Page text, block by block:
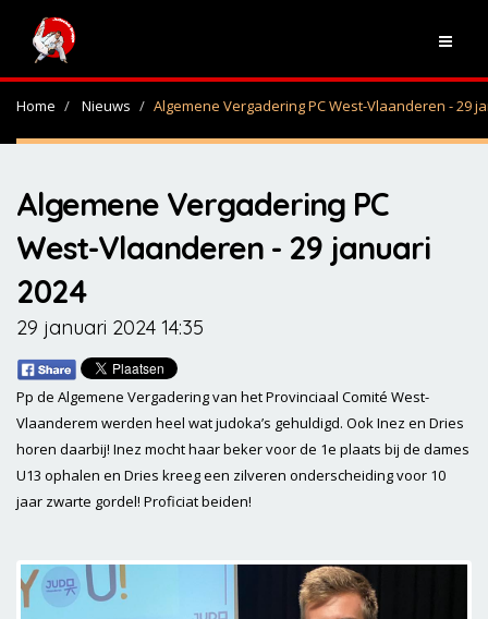
Home Nieuws Algemene Vergadering PC West-Vlaanderen - 29
Algemene Vergadering PC
West-Vlaanderen - 29 januari
2024
29 januari 2024 14:35
Pp de Algemene Vergadering van het Provinciaal Comité West-
Vlaanderem werden heel wat judoka’s gehuldigd. Ook Inez en Dries
horen daarbij! Inez mocht haar beker voor de 1e plaats bij de dames
U13 ophalen en Dries kreeg een zilveren onderscheiding voor 10
jaar zwarte gordel! Proficiat beiden!